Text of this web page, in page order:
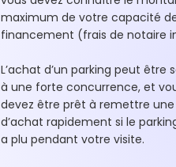
maximum de votre capacité
financement (frais de notaire
L’achat d’un parking peut être
à une forte concurrence, et
devez être prêt à remettre
d’achat rapidement si le
a plu pendant votre visite.